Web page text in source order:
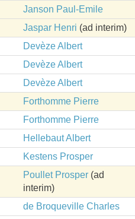
Janson Paul-Emile
Jaspar Henri (ad interim)
Devèze Albert
Devèze Albert
Devèze Albert
Forthomme Pierre
Forthomme Pierre
Hellebaut Albert
Kestens Prosper
Poullet Prosper (ad
interim)
de Broqueville Charles